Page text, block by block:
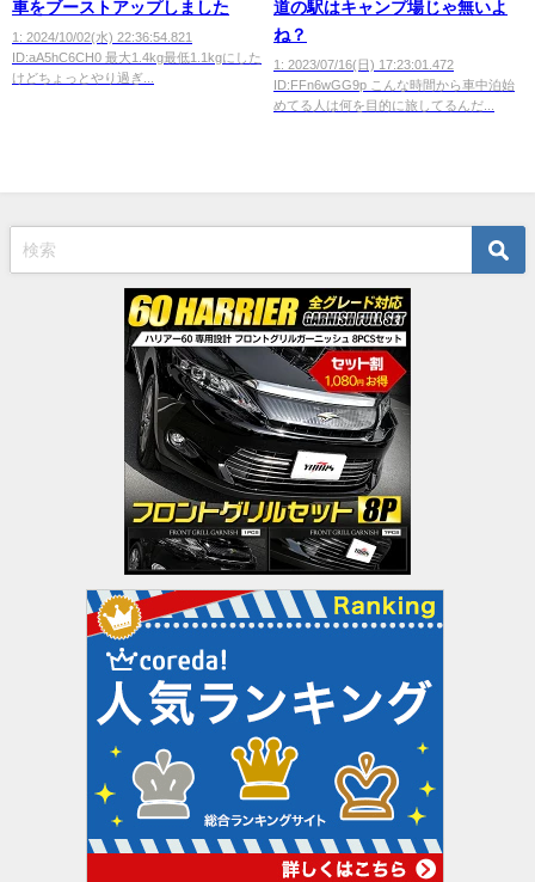
車をブーストアップしました
1: 2024/10/02(水) 22:36:54.821
ID:aA5hC6CH0 最大1.4kg最低1.1kgにした
けどちょっとやり過ぎ...
道の駅はキャンプ場じゃ無いよ
ね？
1: 2023/07/16(日) 17:23:01.472
ID:FFn6wGG9p こんな時間から車中泊始
めてる人は何を目的に旅してるんだ...